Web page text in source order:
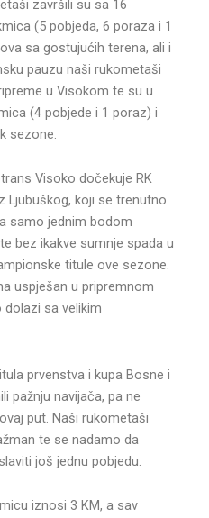
završili su sa 16
(5 pobjeda, 6 poraza i 1
sa gostujućih terena, ali i
pauzu naši rukometaši
u Visokom te su u
(4 pobjede i 1 poraz) i
sezone.
Visoko dočekuje RK
Ljubuškog, koji se trenutno
samo jednim bodom
bez ikakve sumnje spada u
titule ove sezone.
uspješan u pripremnom
sa velikim
prvenstva i kupa Bosne i
pažnju navijača, pa ne
put. Naši rukometaši
te se nadamo da
još jednu pobjedu.
iznosi 3 KM, a sav